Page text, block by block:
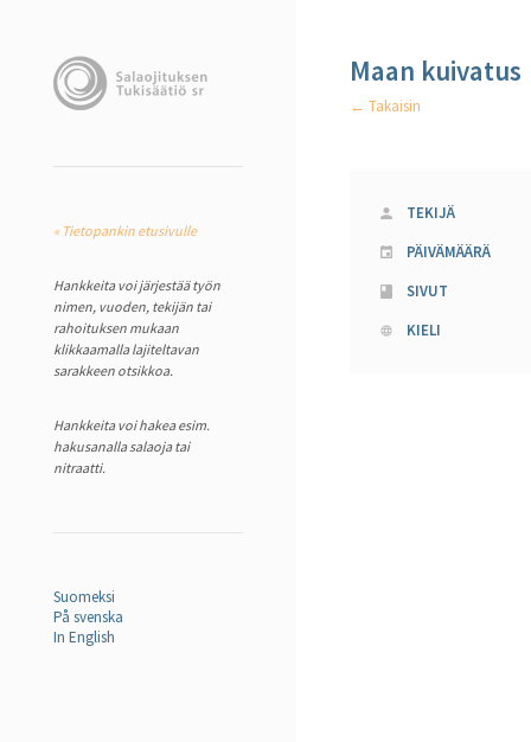
« Tietopankin etusivulle
Hankkeita voi järjestää työn
nimen, vuoden, tekijän tai
rahoituksen mukaan
klikkaamalla lajiteltavan
sarakkeen otsikkoa.
Hankkeita voi hakea esim.
hakusanalla salaoja tai
nitraatti.
Suomeksi
På svenska
In English
Maan kuivatus
← Takaisin
TEKIJÄ
PÄIVÄMÄÄRÄ
SIVUT
KIELI